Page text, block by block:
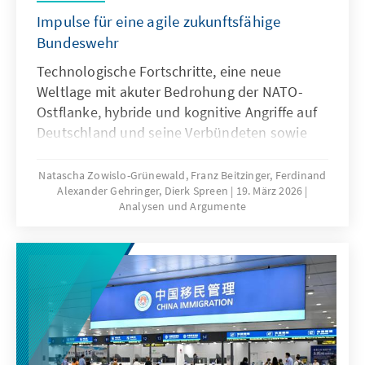
Impulse für eine agile zukunftsfähige
Bundeswehr
Technologische Fortschritte, eine neue
Weltlage mit akuter Bedrohung der NATO-
Ostflanke, hybride und kognitive Angriffe auf
Deutschland und seine Verbündeten sowie
stellen die Bundeswehr vor neue
Herausforderungen. Künstliche Intelligenz ist
aber nicht nur Treiber bei diesen
Antwort. Dafür bedarf es einer KI-Strategie,
die wesentliche Herausforderungen gezielt
adressiert und die Möglichkeiten von KI nach
ethischen Richtlinien aktiv nutzt, um effizient
abschrecken zu können.
Natascha Zowislo-Grünewald, Franz Beitzinger, Ferdinand
Alexander Gehringer, Dierk Spreen
19. März 2026
Analysen und Argumente